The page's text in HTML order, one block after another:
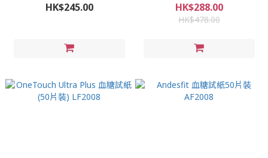
HK$245.00 HK$288.00
HK$478.00